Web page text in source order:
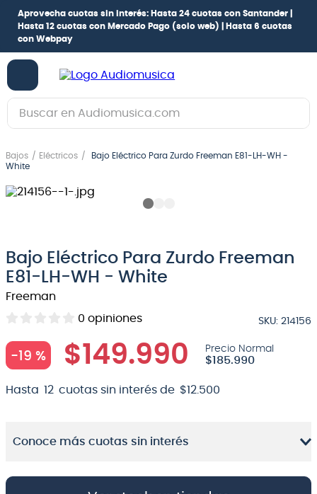
Aprovecha cuotas sin interés: Hasta 24 cuotas con Santander |
Hasta 12 cuotas con Mercado Pago (solo web) |
Hasta 6 cuotas
con Webpay
Buscar en Audiomusica.com
Bajos Eléctricos
Bajo Eléctrico Para Zurdo Freeman E81-LH-WH -
White
Bajo Eléctrico Para Zurdo Freeman
E81-LH-WH - White
Freeman
0 opiniones SKU: 214156
-19 % $149.990 $185.990
Hasta 12 cuotas sin interés de $12 500
Conoce más cuotas sin interés
1.
guitarra electrica
2.
bajo
5.
amplificador
8.
micrófono
9.
bateria
10. violin